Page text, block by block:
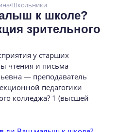
Школьники
к школе?
зрительного
у старших
чтения и письма
— преподаватель
педагогики
колледжа? 1 (высшей